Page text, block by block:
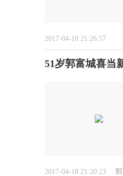
2017-04-18 21:26:57
51岁郭富城喜当
2017-04-18 21:20:23